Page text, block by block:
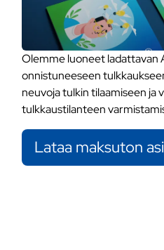
Olemme luoneet ladattavan
onnistuneeseen
neuvoja tulkin tilaamiseen ja
tulkkaustilanteen
Lataa maksuton